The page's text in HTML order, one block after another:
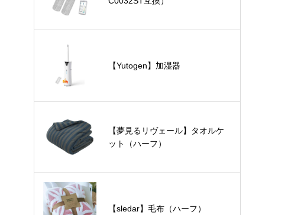
【Yutogen】加湿器
【夢見るリヴェール】タオルケ
ット（ハーフ）
【sledar】毛布（ハーフ）